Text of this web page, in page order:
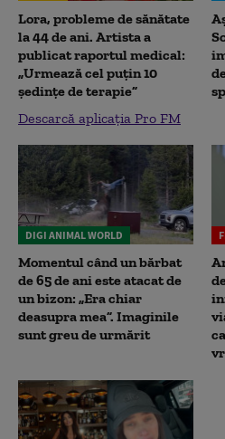
Lora, probleme de sănătate
la 44 de ani. Artista a
publicat raportul medical:
„Urmează cel puțin 10
ședințe de terapie”
Descarcă aplicația Pro FM
DIGI ANIMAL WORLD
Momentul când un bărbat
de 65 de ani este atacat de
un bizon: „Era chiar
deasupra mea”. Imaginile
sunt greu de urmărit